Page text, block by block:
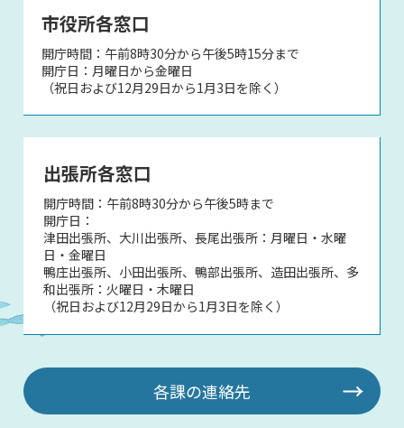
市役所各窓口
開庁時間：午前8時30分から午後5時15分まで
開庁日：月曜日から金曜日
（祝日および12月29日から1月3日を除く）
出張所各窓口
開庁時間：午前8時30分から午後5時まで
開庁日：
津田出張所、大川出張所、長尾出張所：月曜日・水曜
日・金曜日
鴨庄出張所、小田出張所、鴨部出張所、造田出張所、多
和出張所：火曜日・木曜日
（祝日および12月29日から1月3日を除く）
各課の連絡先